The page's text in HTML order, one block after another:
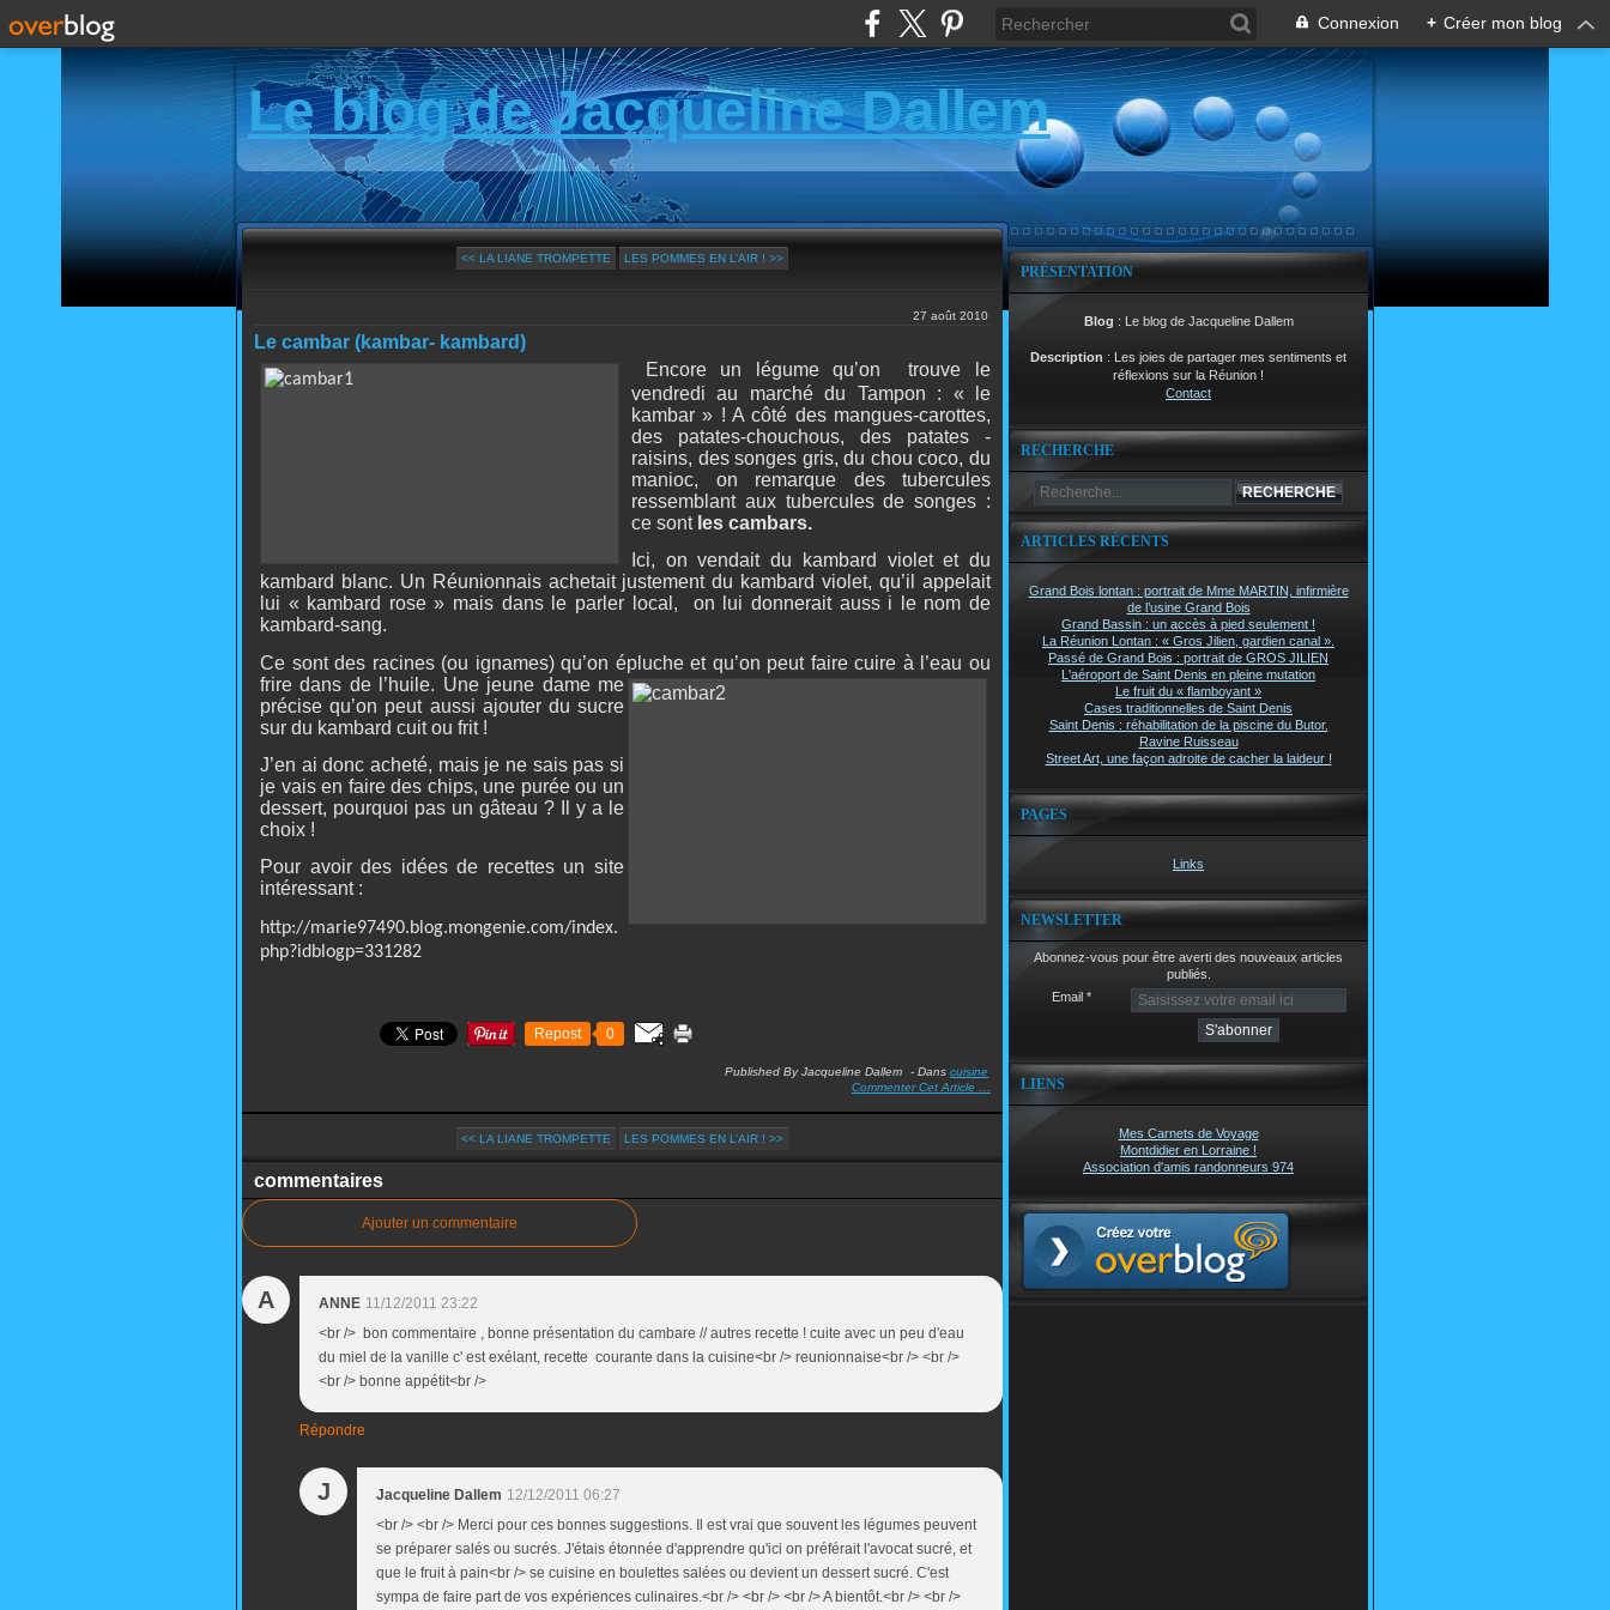
Connexion + Créer mon blog
Le blog de Jacqueline Dallem
<< LA LIANE TROMPETTE LES POMMES EN L’AIR ! >>
27 août 2010
Le cambar (kambar- kambard)
Encore un légume qu’on trouve le
vendredi au marché du Tampon : « le
kambar » ! A côté des mangues-carottes,
des patates-chouchous, des patates -
raisins, des songes gris, du chou coco, du
manioc, on remarque des tubercules
ressemblant aux tubercules de songes :
ce sont les cambars.
Ici, on vendait du kambard violet et du
kambard blanc. Un Réunionnais achetait justement du kambard violet, qu’il appelait
lui « kambard rose » mais dans le parler local,
on lui donnerait auss i le nom de
kambard-sang.
Ce sont des racines (ou ignames) qu’on épluche et qu’on peut faire cuire à l’eau ou
frire dans de l’huile. Une jeune dame me
précise qu’on peut aussi ajouter du sucre
sur du kambard cuit ou frit !
J’en ai donc acheté, mais je ne sais pas si
je vais en faire des chips, une purée ou un
dessert, pourquoi pas un gâteau ? Il y a le
choix !
Pour avoir des idées de recettes un site
intéressant :
http://marie97490.blog.mongenie.com/index.
php?idblogp=331282
Repost 0
Published By Jacqueline Dallem - Dans cuisine
Commenter Cet Article
<< LA LIANE TROMPETTE LES POMMES EN L’AIR ! >>
commentaires
Ajouter un commentaire
A ANNE 11/12/2011 23:22
<br /> bon commentaire , bonne présentation du cambare // autres recette ! cuite avec un peu d'eau
du miel de la vanille c' est exélant, recette courante dans la cuisine<br /> reunionnaise<br /> <br />
<br /> bonne appétit<br />
Répondre
J Jacqueline Dallem 12/12/2011 06:27
<br /> <br /> Merci pour ces bonnes suggestions. Il est vrai que souvent les légumes peuvent
se préparer salés ou sucrés. J'étais étonnée d'apprendre qu'ici on préférait l'avocat sucré, et
que le fruit à pain<br /> se cuisine en boulettes salées ou devient un dessert sucré. C'est
sympa de faire part de vos expériences culinaires.<br /> <br /> <br /> A bientôt.<br /> <br />
PRÉSENTATION
Blog : Le blog de Jacqueline Dallem
Description : Les joies de partager mes sentiments et
réflexions sur la Réunion !
Contact
RECHERCHE
ARTICLES RÉCENTS
Grand Bois lontan : portrait de Mme MARTIN, infirmière
de l’usine Grand Bois
Grand Bassin : un accès à pied seulement !
La Réunion Lontan : « Gros Jilien, gardien canal ».
Passé de Grand Bois : portrait de GROS JILIEN
L'aéroport de Saint Denis en pleine mutation
Le fruit du « flamboyant »
Cases traditionnelles de Saint Denis
Saint Denis : réhabilitation de la piscine du Butor.
Ravine Ruisseau
Street Art, une façon adroite de cacher la laideur !
PAGES
Links
NEWSLETTER
Abonnez-vous pour être averti des nouveaux articles
publiés.
Email
LIENS
Mes Carnets de Voyage
Montdidier en Lorraine !
Association d'amis randonneurs 974